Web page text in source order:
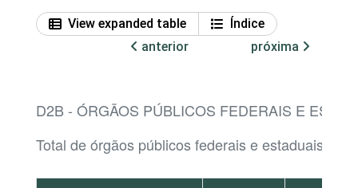
View expanded table
Índice
anterior
próxima
D2B - ÓRGÃOS PÚBLICOS FEDERAIS E
Total de órgãos públicos federais e estaduais